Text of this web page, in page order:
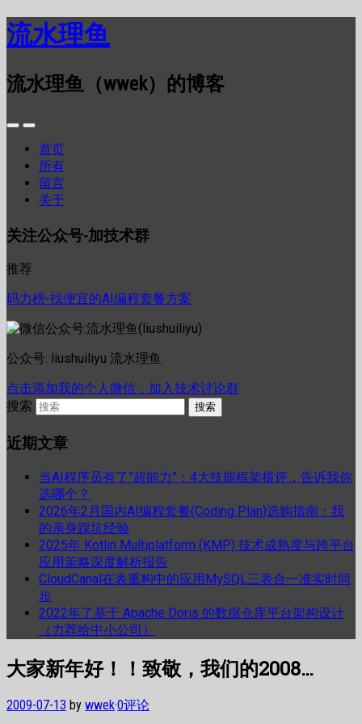
流水理鱼
流水理鱼（wwek）的博客
首页
所有
留言
关于
关注公众号-加技术群
推荐
码力榜-找便宜的AI编程套餐方案
公众号: liushuiliyu 流水理鱼
点击添加我的个人微信，加入技术讨论群
搜索
近期文章
当AI程序员有了”超能力”：4大技能框架横评，告诉我你
选哪个？
2026年2月国内AI编程套餐(Coding Plan)选购指南：我
的亲身踩坑经验
2025年 Kotlin Multiplatform (KMP) 技术成熟度与跨平台
应用策略深度解析报告
CloudCanal在表重构中的应用MySQL三表合一准实时同
步
2022年了基于 Apache Doris 的数据仓库平台架构设计
（力荐给中小公司）
大家新年好！！致敬，我们的2008…
2009-07-13 by wwek·0评论